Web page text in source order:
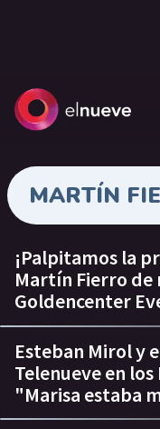
MARTÍN
¡Palpitamos la
Martín Fierro de
Goldencenter
Esteban Mirol y
Telenueve en
"Marisa estaba